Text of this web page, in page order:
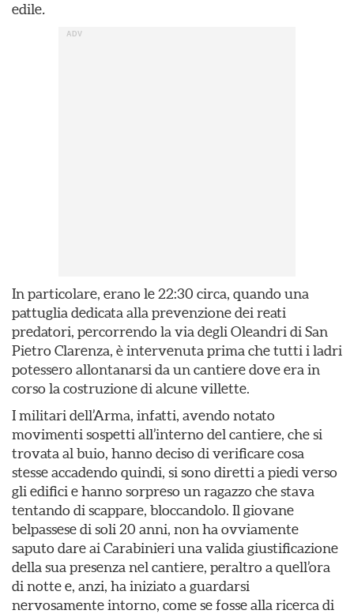
edile.
In particolare, erano le 22:30 circa, quando una
pattuglia dedicata alla prevenzione dei reati
predatori, percorrendo la via degli Oleandri di San
Pietro Clarenza, è intervenuta prima che tutti i ladri
potessero allontanarsi da un cantiere dove era in
corso la costruzione di alcune villette.
I militari dell’Arma, infatti, avendo notato
movimenti sospetti all’interno del cantiere, che si
trovata al buio, hanno deciso di verificare cosa
stesse accadendo quindi, si sono diretti a piedi verso
gli edifici e hanno sorpreso un ragazzo che stava
tentando di scappare, bloccandolo. Il giovane
belpassese di soli 20 anni, non ha ovviamente
saputo dare ai Carabinieri una valida giustificazione
della sua presenza nel cantiere, peraltro a quell’ora
di notte e, anzi, ha iniziato a guardarsi
nervosamente intorno, come se fosse alla ricerca di